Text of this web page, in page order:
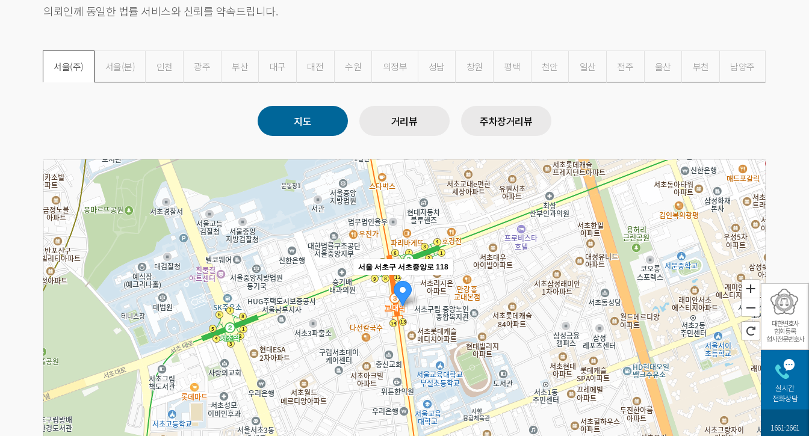
의뢰인께 동일한 법률 서비스와 신뢰를 약속드립니다.
서울(주) 서울(분) 인천 광주 부산 대구 대전 수원 의정부 성남 창원 평택 천안 일산 전주 울산 부천 남양주
지도 거리뷰 주차장거리뷰
서울 서초구 서초중앙로 118
대한변호사
협회등록
형사전문변호사
실시간
전화상담
1661-2661